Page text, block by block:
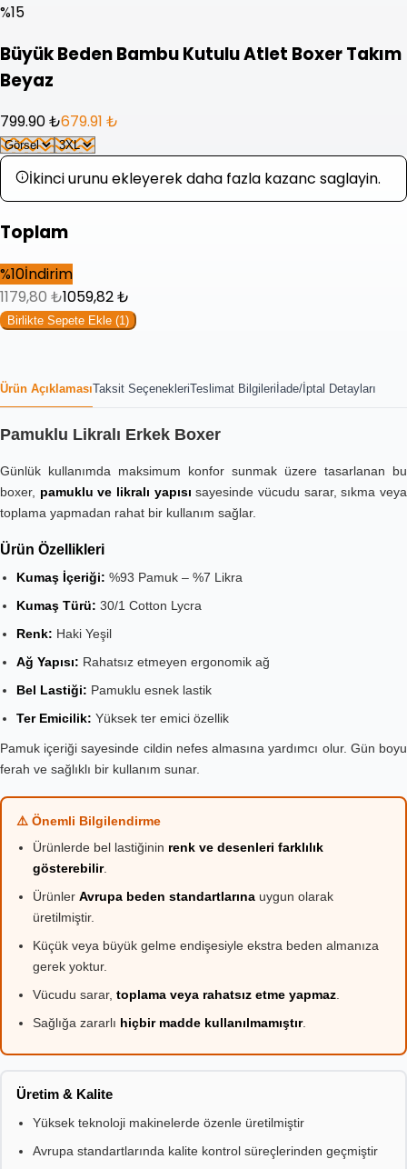
%15
Büyük Beden Bambu Kutulu Atlet Boxer Takım
Beyaz
799.90 ₺679.91 ₺
İkinci urunu ekleyerek daha fazla kazanc saglayin.
Toplam
%10İndirim
1179,80 ₺1059,82₺
Birlikte Sepete Ekle (1 )
Ürün AçıklamasıTaksit SeçenekleriTeslimat Bilgileri İade/İptal Detayları
Pamuklu Likralı Erkek Boxer
Günlük kullanımda maksimum konfor sunmak üzere tasarlanan bu
boxer, pamuklu ve likralı yapısı sayesinde vücudu sarar, sıkma veya
toplama yapmadan rahat bir kullanım sağlar.
Ürün Özellikleri
Kumaş İçeriği: %93 Pamuk – %7 Likra
Kumaş Türü: 30/1 Cotton Lycra
Renk: Haki Yeşil
Ağ Yapısı: Rahatsız etmeyen ergonomik ağ
Bel Lastiği: Pamuklu esnek lastik
Ter Emicilik: Yüksek ter emici özellik
Pamuk içeriği sayesinde cildin nefes almasına yardımcı olur. Gün boyu
ferah ve sağlıklı bir kullanım sunar.
⚠️ Önemli Bilgilendirme
Ürünlerde bel lastiğinin renk ve desenleri farklılık
gösterebilir.
Ürünler Avrupa beden standartlarına uygun olarak
üretilmiştir.
Küçük veya büyük gelme endişesiyle ekstra beden almanıza
gerek yoktur.
Vücudu sarar, toplama veya rahatsız etme yapmaz
Sağlığa zararlı hiçbir madde kullanılmamıştır.
Üretim & Kalite
Yüksek teknoloji makinelerde özenle üretilmiştir
Avrupa standartlarında kalite kontrol süreçlerinden geçmiştir